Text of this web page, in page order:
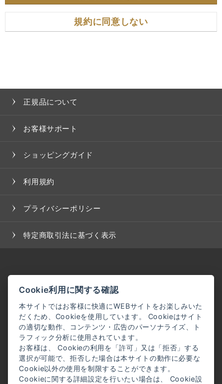
（ただし、一部他社サイトとリンクするサービスにつ
いては、当サイトのサポート範囲外となる為、各リン
ク先の規約に従うものとします）
ものとし、この掲載をもって規約変更の通知が完了し
１．本規約の変更のケース以外に当社が必要と判断し
ます。
の会員に通知したものとみなします。
＜会員登録について＞
※ログインには、会員登録時に入力したメールアドレ
スおよびパスワードが必要になります。
＜会員のみなさまから提供された個人情報＞
当サイトを利用するにあたって、会員の住所、電話番
号、購入履歴などの大切な個人情報がネットサーバ上
に登録されますが、当社はその個人情報を適切かつ確
実に管理するものとし、法令などにより開示が求めら
規約に同意しない
正規品について
お客様サポート
ショッピングガイド
利用規約
プライバシーポリシー
特定商取引法に基づく表示
Cookie利用に関する確認
本サイトではお客様に快適にWEBサイトをお楽しみいた
だくため、Cookieを使用しています。 Cookieはサイト
の適切な動作、コンテンツ・広告のパーソナライズ、ト
ラフィック分析に使用されています。
お客様は、 Cookieの利用を「許可」又は「拒否」する
選択が可能で、拒否した場合は本サイトの動作に必要な
Cookie以外の使用を制限することができます。
Cookieに関する詳細設定を行いたい場合は、 Cookie設